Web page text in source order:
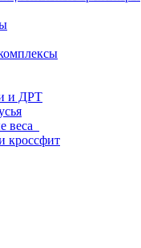
и ДРТ
веса
кроссфит